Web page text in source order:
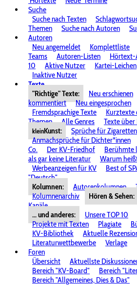
Suche
Suche nach Texten
Themen
Suche nach Autoren
Autoren
Neu angemeldet
Komplettliste
Teams
Autoren-Listen Hörtext-
10
Aktive Nutzer Kartei-Leichen
Inaktive Nutzer
Texte
"Richtige" Texte:
Neu erschienen
kommentiert
Neu eingesprochen
Fremdsprachige Texte
Kurztexte
Themen
Alle Genres Texte über
kleinKunst:
Sprüche für
Anmachsprüche für Dichter*innen
Co.
Der KV-Friedhof Berühmte
als gar keine Literatur
Warum
Werbeanzeigen für KV
Best of
"Deutsch"
Kolumnen:
Autorenkolumnen
Kolumnenarchiv
Hören & Sehen:
Kanäle
... und anderes:
Unsere TOP 10
Projekte mit Texten
Plagiate
KV-Bibliothek
Aktuelle
Literaturwettbewerbe
Verlage
Foren
Übersicht
Aktuellste
Bereich "KV-Board"
Bereich
Bereich "Allgemeines, Dies & Das"